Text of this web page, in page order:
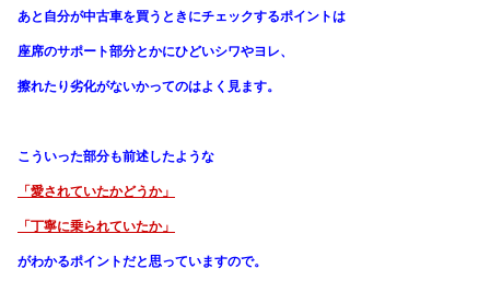
あと自分が中古車を買うときにチェックするポイントは
座席のサポート部分とかにひどいシワやヨレ、
擦れたり劣化がないかってのはよく見ます。
こういった部分も前述したような
「愛されていたかどうか」
「丁寧に乗られていたか」
がわかるポイントだと思っていますので。